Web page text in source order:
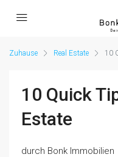
Zuhause Real Estate 10
10 Quick
Estate
durch Bonk Immobilien